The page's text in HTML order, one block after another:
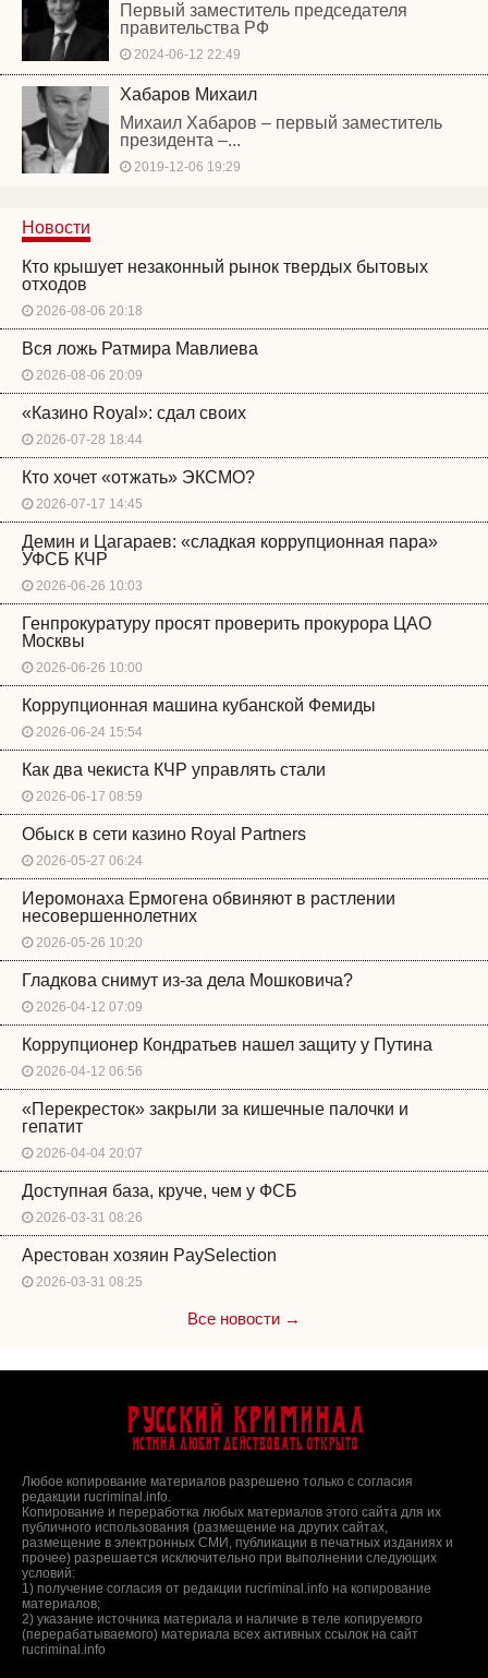
Первый заместитель председателя
правительства РФ
2024-06-12 22:49
Хабаров Михаил
Михаил Хабаров – первый заместитель
президента –...
2019-12-06 19:29
Новости
Кто крышует незаконный рынок твердых бытовых
отходов
2026-08-06 20:18
Вся ложь Ратмира Мавлиева
2026-08-06 20:09
«Казино Royal»: сдал своих
2026-07-28 18:44
Кто хочет «отжать» ЭКСМО?
2026-07-17 14:45
Демин и Цагараев: «сладкая коррупционная пара»
УФСБ КЧР
2026-06-26 10:03
Генпрокуратуру просят проверить прокурора ЦАО
Москвы
2026-06-26 10:00
Коррупционная машина кубанской Фемиды
2026-06-24 15:54
Как два чекиста КЧР управлять стали
2026-06-17 08:59
Обыск в сети казино Royal Partners
2026-05-27 06:24
Иеромонаха Ермогена обвиняют в растлении
несовершеннолетних
2026-05-26 10:20
Гладкова снимут из-за дела Мошковича?
2026-04-12 07:09
Коррупционер Кондратьев нашел защиту у Путина
2026-04-12 06:56
«Перекресток» закрыли за кишечные палочки и
гепатит
2026-04-04 20:07
Доступная база, круче, чем у ФСБ
2026-03-31 08:26
Арестован хозяин PaySelection
2026-03-31 08:25
Все новости →
Русский Криминал
Истина любит действовать открыто
Любое копирование материалов разрешено только с согласия
редакции rucriminal.info.
Копирование и переработка любых материалов этого сайта для их
публичного использования (размещение на других сайтах,
размещение в электронных СМИ, публикации в печатных изданиях и
прочее) разрешается исключительно при выполнении следующих
условий:
1) получение согласия от редакции rucriminal.info на копирование
материалов;
2) указание источника материала и наличие в теле копируемого
(перерабатываемого) материала всех активных ссылок на сайт
rucriminal.info